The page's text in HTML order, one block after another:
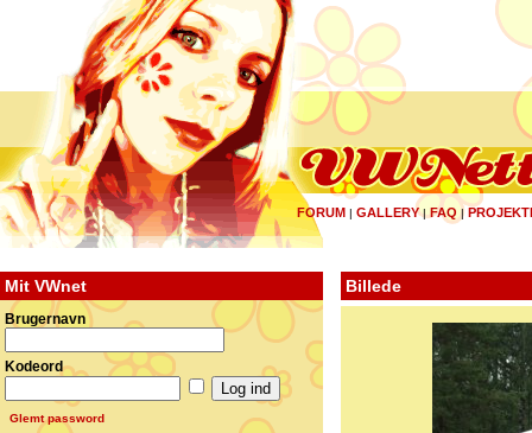
FORUM | GALLERY|FAQ |
Mit VWnet
Brugernavn
Kodeord
Glemt password
Billede